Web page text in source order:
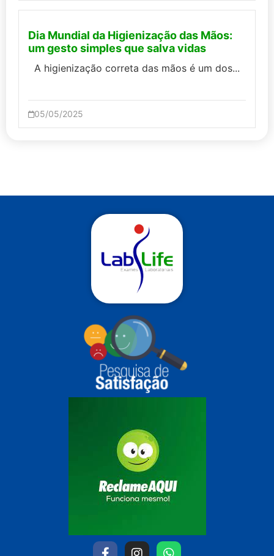
Dia Mundial da Higienização das Mãos:
um gesto simples que salva vidas
A higienização correta das mãos é um dos...
05/05/2025